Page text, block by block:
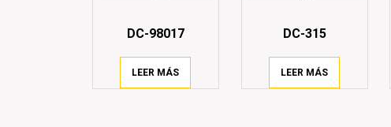
DC-98017
LEER MÁS
DC-315
LEER MÁS